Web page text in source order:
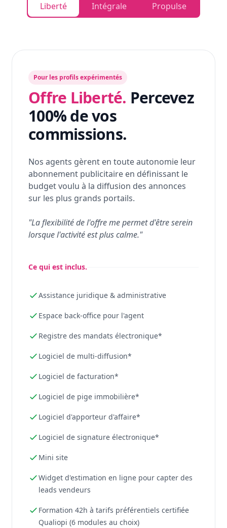
Liberté Intégrale Propulse
Pour les profils expérimentés
Offre Liberté. Percevez
100% de vos
commissions.
Nos agents gèrent en toute autonomie leur
abonnement publicitaire en définissant le
budget voulu à la diffusion des annonces
sur les plus grands portails.
"La flexibilité de l'offre me permet d'être serein
lorsque l'activité est plus calme."
Ce qui est inclus.
Assistance juridique & administrative
Espace back-office pour l'agent
Registre des mandats électronique*
Logiciel de multi-diffusion*
Logiciel de facturation*
Logiciel de pige immobilière*
Logiciel d'apporteur d'affaire*
Logiciel de signature électronique*
Mini site
Widget d'estimation en ligne pour capter des
leads vendeurs
Formation 42h à tarifs préférentiels certifiée
Qualiopi (6 modules au choix)